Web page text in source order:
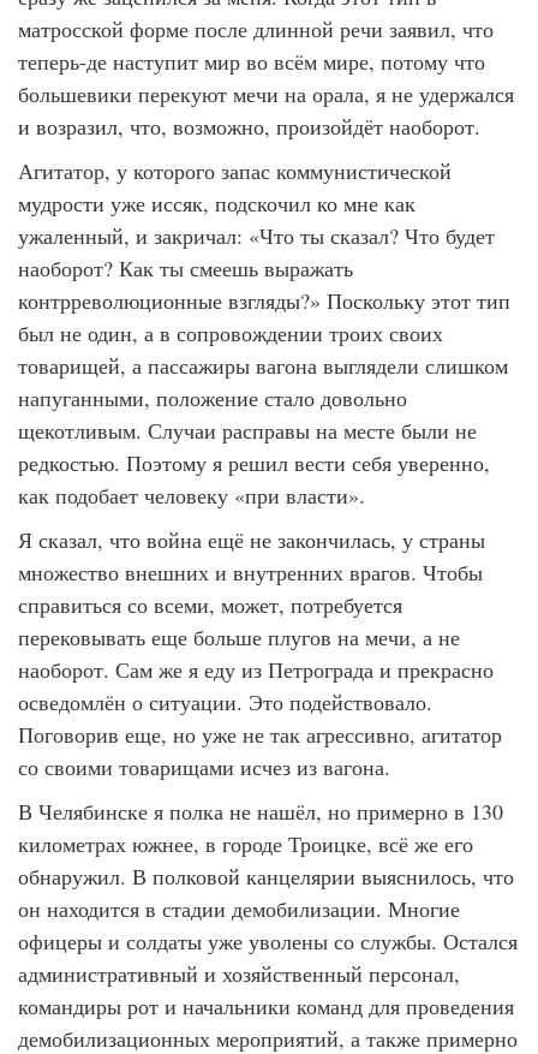
матросской форме после длинной речи заявил, что
теперь-де наступит мир во всём мире, потому что
большевики перекуют мечи на орала, я не удержался
и возразил, что, возможно, произойдёт наоборот.
Агитатор, у которого запас коммунистической
мудрости уже иссяк, подскочил ко мне как
ужаленный, и закричал: «Что ты сказал? Что будет
наоборот? Как ты смеешь выражать
контрреволюционные взгляды?» Поскольку этот тип
был не один, а в сопровождении троих своих
товарищей, а пассажиры вагона выглядели слишком
напуганными, положение стало довольно
щекотливым. Случаи расправы на месте были не
редкостью. Поэтому я решил вести себя уверенно,
как подобает человеку «при власти».
Я сказал, что война ещё не закончилась, у страны
множество внешних и внутренних врагов. Чтобы
справиться со всеми, может, потребуется
перековывать еще больше плугов на мечи, а не
наоборот. Сам же я еду из Петрограда и прекрасно
осведомлён о ситуации. Это подействовало.
Поговорив еще, но уже не так агрессивно, агитатор
со своими товарищами исчез из вагона.
В Челябинске я полка не нашёл, но примерно в 130
километрах южнее, в городе Троицке, всё же его
обнаружил. В полковой канцелярии выяснилось, что
он находится в стадии демобилизации. Многие
офицеры и солдаты уже уволены со службы. Остался
административный и хозяйственный персонал,
командиры рот и начальники команд для проведения
демобилизационных мероприятий, а также примерно